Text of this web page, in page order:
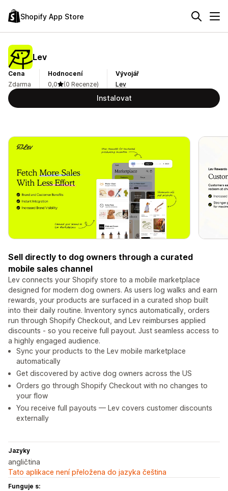
Shopify App Store
Lev
Cena
Zdarma
Hodnocení
0,0
(0 Recenze)
Vývojář
Lev
Instalovat
Sell directly to dog owners through a curated
mobile sales channel
Lev connects your Shopify store to a mobile marketplace
designed for modern dog owners. As users log walks and earn
rewards, your products are surfaced in a curated shop built
into their daily routine. Inventory syncs automatically, orders
run through Shopify Checkout, and Lev reimburses applied
discounts - so you receive full payout. Just seamless access to
a highly engaged audience.
Sync your products to the Lev mobile marketplace
automatically
Get discovered by active dog owners across the US
Orders go through Shopify Checkout with no changes to
your flow
You receive full payouts — Lev covers customer discounts
externally
Jazyky
angličtina
Tato aplikace není přeložena do jazyka čeština
Funguje s: